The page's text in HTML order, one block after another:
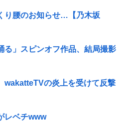
り腰のお知らせ…【乃木坂
る」スピンオフ作品、結局撮影
wakatteTVの炎上を受けて反撃
レベチwww